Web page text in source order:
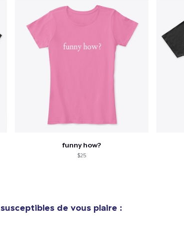
funny how?
$25
susceptibles de vous plaire :
article ajouté au Panier
Comfort Tee
54,99 $US